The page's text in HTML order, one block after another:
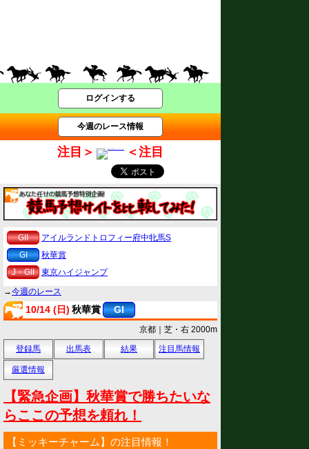
ログインする
今週のレース情報
注目＞ ＜注目
GII
アイルランドトロフィー府中牝馬S
GI
秋華賞
J・GII
東京ハイジャンプ
→今週のレース
10/14 (日) 秋華賞 GI
京都｜芝・右 2000m
登録馬
出馬表 結果 注目馬情報
厳選情報
【緊急企画】秋華賞で勝ちたいな
らここの予想を頼れ！
【ミッキーチャーム】の注目情報！